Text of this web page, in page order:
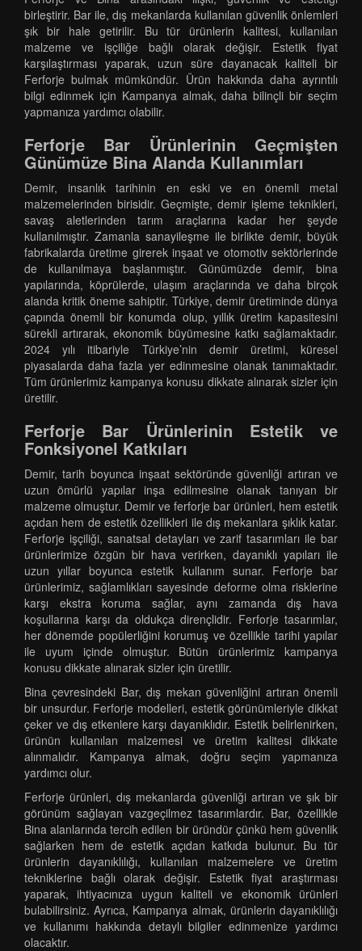
birleştirir. Bar ile, dış mekanlarda kullanılan güvenlik önlemleri
şık bir hale getirilir. Bu tür ürünlerin kalitesi, kullanılan
malzeme ve işçiliğe bağlı olarak değişir. Estetik fiyat
karşılaştırması yaparak, uzun süre dayanacak kaliteli bir
Ferforje bulmak mümkündür. Ürün hakkında daha ayrıntılı
bilgi edinmek için Kampanya almak, daha bilinçli bir seçim
yapmanıza yardımcı olabilir.
Ferforje Bar Ürünlerinin Geçmişten
Günümüze Bina Alanda Kullanımları
Demir, insanlık tarihinin en eski ve en önemli metal
malzemelerinden birisidir. Geçmişte, demir işleme teknikleri,
savaş aletlerinden tarım araçlarına kadar her şeyde
kullanılmıştır. Zamanla sanayileşme ile birlikte demir, büyük
fabrikalarda üretime girerek inşaat ve otomotiv sektörlerinde
de kullanılmaya başlanmıştır. Günümüzde demir, bina
yapılarında, köprülerde, ulaşım araçlarında ve daha birçok
alanda kritik öneme sahiptir. Türkiye, demir üretiminde dünya
çapında önemli bir konumda olup, yıllık üretim kapasitesini
sürekli artırarak, ekonomik büyümesine katkı sağlamaktadır.
2024 yılı itibariyle Türkiye’nin demir üretimi, küresel
piyasalarda daha fazla yer edinmesine olanak tanımaktadır.
Tüm ürünlerimiz kampanya konusu dikkate alınarak sizler için
üretilir.
Ferforje Bar Ürünlerinin Estetik ve
Fonksiyonel Katkıları
Demir, tarih boyunca inşaat sektöründe güvenliği artıran ve
uzun ömürlü yapılar inşa edilmesine olanak tanıyan bir
malzeme olmuştur. Demir ve ferforje bar ürünleri, hem estetik
açıdan hem de estetik özellikleri ile dış mekanlara şıklık katar.
Ferforje işçiliği, sanatsal detayları ve zarif tasarımları ile bar
ürünlerimize özgün bir hava verirken, dayanıklı yapıları ile
uzun yıllar boyunca estetik kullanım sunar. Ferforje bar
ürünlerimiz, sağlamlıkları sayesinde deforme olma risklerine
karşı ekstra koruma sağlar, aynı zamanda dış hava
koşullarına karşı da oldukça dirençlidir. Ferforje tasarımlar,
her dönemde popülerliğini korumuş ve özellikle tarihi yapılar
ile uyum içinde olmuştur. Bütün ürünlerimiz kampanya
konusu dikkate alınarak sizler için üretilir.
Bina çevresindeki Bar, dış mekan güvenliğini artıran önemli
bir unsurdur. Ferforje modelleri, estetik görünümleriyle dikkat
çeker ve dış etkenlere karşı dayanıklıdır. Estetik belirlenirken,
ürünün kullanılan malzemesi ve üretim kalitesi dikkate
alınmalıdır. Kampanya almak, doğru seçim yapmanıza
yardımcı olur.
Ferforje ürünleri, dış mekanlarda güvenliği artıran ve şık bir
görünüm sağlayan vazgeçilmez tasarımlardır. Bar, özellikle
Bina alanlarında tercih edilen bir üründür çünkü hem güvenlik
sağlarken hem de estetik açıdan katkıda bulunur. Bu tür
ürünlerin dayanıklılığı, kullanılan malzemelere ve üretim
tekniklerine bağlı olarak değişir. Estetik fiyat araştırması
yaparak, ihtiyacınıza uygun kaliteli ve ekonomik ürünleri
bulabilirsiniz. Ayrıca, Kampanya almak, ürünlerin dayanıklılığı
ve kullanımı hakkında detaylı bilgiler edinmenize yardımcı
olacaktır.